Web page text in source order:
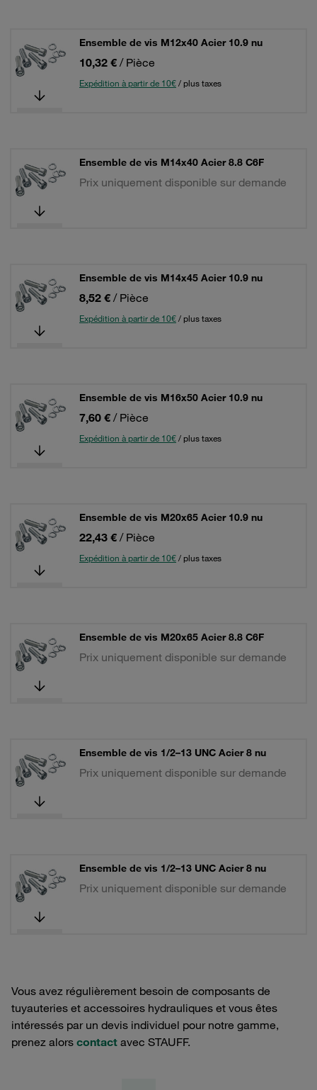
Ensemble de vis M12x40 Acier 10.9 nu
10,32 € / Pièce
Expédition à partir de 10€/ plus taxes
Ensemble de vis M14x40 Acier 8.8 C6F
Prix uniquement disponible sur demande
Ensemble de vis M14x45 Acier 10.9 nu
8,52 € / Pièce
Expédition à partir de 10€/ plus taxes
Ensemble de vis M16x50 Acier 10.9 nu
7,60 € / Pièce
Expédition à partir de 10€/ plus taxes
Ensemble de vis M20x65 Acier 10.9 nu
22,43 € / Pièce
Expédition à partir de 10€/ plus taxes
Ensemble de vis M20x65 Acier 8.8 C6F
Prix uniquement disponible sur demande
Ensemble de vis 1/2–13 UNC Acier 8 nu
Prix uniquement disponible sur demande
Ensemble de vis 1/2–13 UNC Acier 8 nu
Prix uniquement disponible sur demande
Vous avez régulièrement besoin de composants de
tuyauteries et accessoires hydrauliques et vous êtes
intéressés par un devis individuel pour notre gamme,
prenez alors contact avec STAUFF.